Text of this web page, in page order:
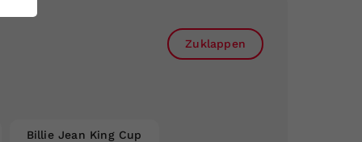
Zuklappen
Billie Jean King Cup